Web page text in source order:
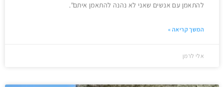
להתאמן עם אנשים שאני לא נהנה להתאמן איתם".
המשך קריאה »
אלי לרמן